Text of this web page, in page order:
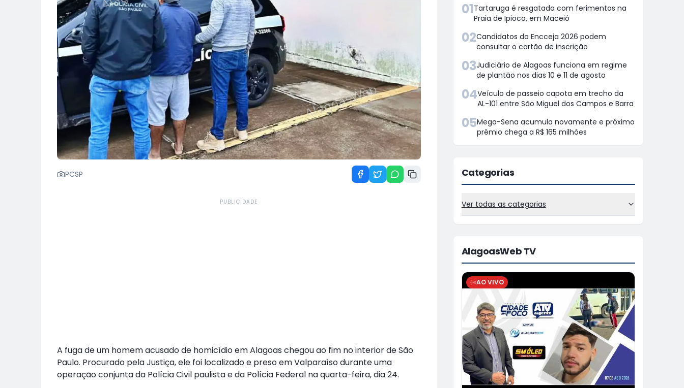
PCSP
PUBLICIDADE
A fuga de um homem acusado de homicídio em Alagoas chegou ao fim no interior de São
Paulo. Procurado pela Justiça, ele foi localizado e preso em Valparaíso durante uma
operação conjunta da Polícia Civil paulista e da Polícia Federal na quarta-feira, dia 24.
01Tartaruga é resgatada com ferimentos na
Praia de Ipioca, em Maceió
02Candidatos do Encceja 2026 podem
consultar o cartão de inscrição
03Judiciário de Alagoas funciona em regime
de plantão nos dias 10 e 11 de agosto
04Veículo de passeio capota em trecho da
AL-101 entre São Miguel dos Campos e Barra
05Mega-Sena acumula novamente e próximo
prêmio chega a R$ 165 milhões
Categorias
Ver todas as categorias
AlagoasWeb TV
AO VIVO